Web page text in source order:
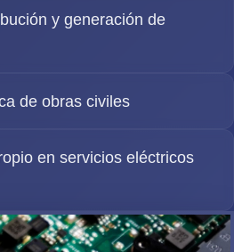
y generación de
de obras civiles
en servicios eléctricos